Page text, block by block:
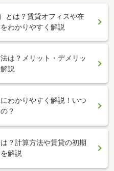
とは？賃貸オフィスや在
わかりやすく解説
は？メリット・デメリッ
説
わかりやすく解説！いつ
？
？計算方法や賃貸の初期
解説